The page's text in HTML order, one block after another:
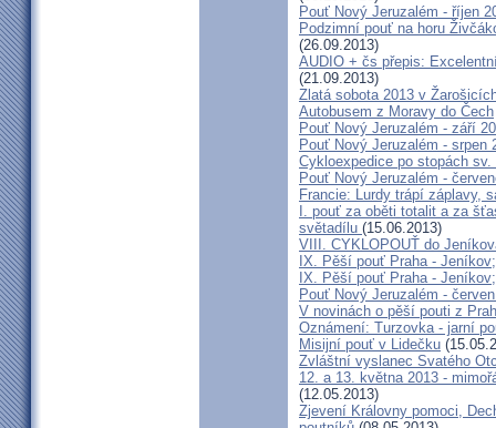
Pouť Nový Jeruzalém - říjen
Podzimní pouť na horu
(26.09.2013)
AUDIO + čs přepis:
(21.09.2013)
Zlatá sobota 2013 v
Autobusem z Moravy do Čech
Pouť Nový Jeruzalém - září
Pouť Nový Jeruzalém - srpen
Cykloexpedice po stopách
Pouť Nový Jeruzalém -
Francie: Lurdy trápí záplavy,
I. pouť za oběti totalit a za
světadílu (15.06.2013)
VIII. CYKLOPOUŤ do
IX. Pěší pouť Praha -
IX. Pěší pouť Praha -
Pouť Nový Jeruzalém -
V novinách o pěší pouti z
Oznámení: Turzovka - jarní
Misijní pouť v Lidečku
Zvláštní vyslanec Svatého
12. a 13. května 2013 -
(12.05.2013)
Zjevení Královny pomoci,